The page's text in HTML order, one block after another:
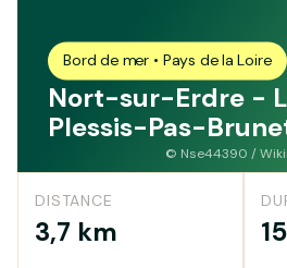
Bord de mer • Pays de la Loire
Nort-sur-Erdre -
Plessis-Pas-
© Nse44390 /
DISTANCE
3,7 km